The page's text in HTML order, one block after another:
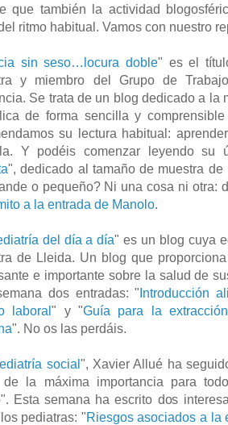
que también la actividad
ritmo habitual. Vamos con nuestro
sin seso…locura doble" es el
y miembro del Grupo de
Se trata de un blog dedicado a la
de forma sencilla y
su lectura habitual:
Y podéis comenzar leyendo su
", dedicado al tamaño de muestra
o pequeño? Ni una cosa ni otra:
a la entrada de Manolo.
del día a día" es un blog cuya
de Lleida. Un blog que
e importante sobre la salud de
dos entradas: "Introducción
laboral" y "Guía para la
". No os las perdáis.
social", Xavier Allué ha
de la máxima importancia para
Esta semana ha escrito dos
pediatras: "Riesgos asociados a la